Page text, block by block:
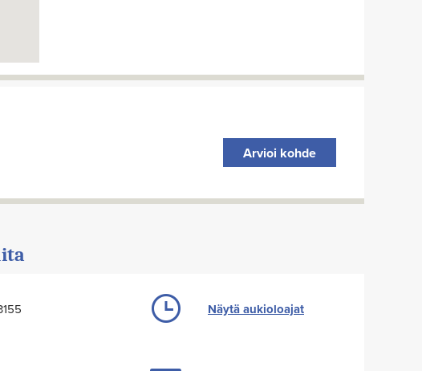
Arvioi kohde
Näytä aukioloajat